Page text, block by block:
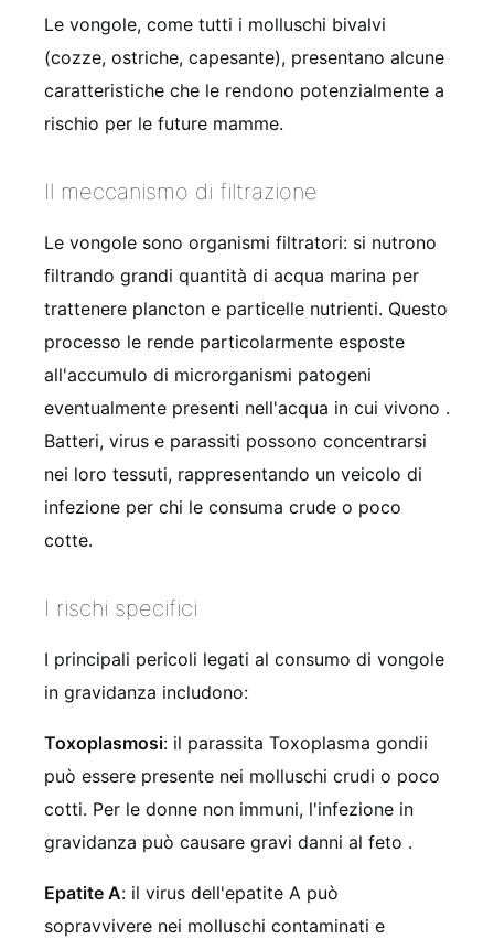
Le vongole, come tutti i molluschi bivalvi
(cozze, ostriche, capesante), presentano alcune
caratteristiche che le rendono potenzialmente a
rischio per le future mamme.
Il meccanismo di filtrazione
Le vongole sono organismi filtratori: si nutrono
filtrando grandi quantità di acqua marina per
trattenere plancton e particelle nutrienti. Questo
processo le rende particolarmente esposte
all'accumulo di microrganismi patogeni
eventualmente presenti nell'acqua in cui vivono .
Batteri, virus e parassiti possono concentrarsi
nei loro tessuti, rappresentando un veicolo di
infezione per chi le consuma crude o poco
cotte.
I rischi specifici
I principali pericoli legati al consumo di vongole
in gravidanza includono:
Toxoplasmosi: il parassita Toxoplasma gondii
può essere presente nei molluschi crudi o poco
cotti. Per le donne non immuni, l'infezione in
gravidanza può causare gravi danni al feto .
Epatite A: il virus dell'epatite A può
sopravvivere nei molluschi contaminati e